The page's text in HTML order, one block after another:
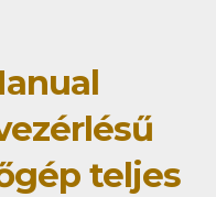
teljes